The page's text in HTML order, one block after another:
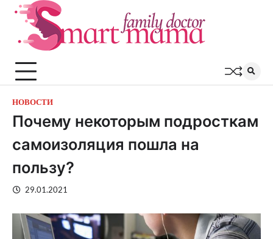
Перейти
содержимому
НОВОСТИ
Почему некоторым подросткам
самоизоляция пошла на
пользу?
29.01.2021